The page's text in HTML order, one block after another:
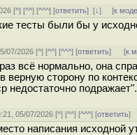
[^] [^^] [^^^] [ответить][↓] [к
тесты были бы у
07/2026 [^] [^^] [^^^] [ответить] [к
всё нормально, она
верную сторону по
05/07/2026 [^] [^^] [^^^] [ответить]
написания исходной